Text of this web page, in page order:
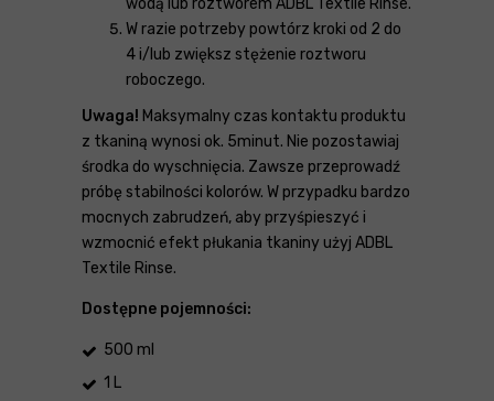
W razie potrzeby powtórz kroki od 2 do
4 i/lub zwiększ stężenie roztworu
roboczego.
Uwaga! Maksymalny czas kontaktu produktu
z tkaniną wynosi ok. 5minut. Nie pozostawiaj
środka do wyschnięcia. Zawsze przeprowadź
próbę stabilności kolorów. W przypadku bardzo
mocnych zabrudzeń, aby przyśpieszyć i
wzmocnić efekt płukania tkaniny użyj ADBL
Textile Rinse.
Dostępne pojemności:
500 ml
1 L